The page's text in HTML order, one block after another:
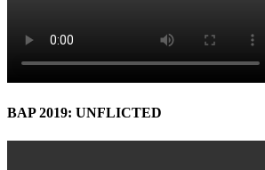
BAP 2019: UNFLICTED